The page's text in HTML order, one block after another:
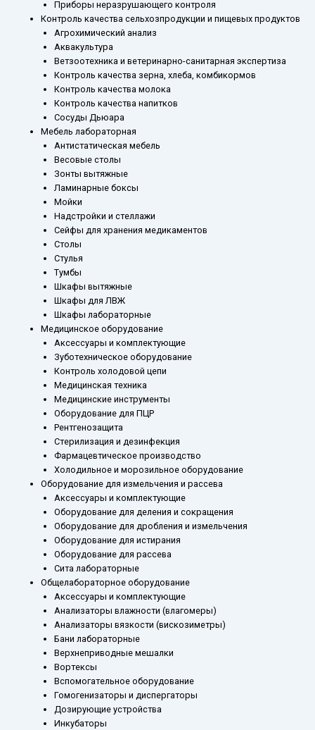
Приборы неразрушающего контроля
Контроль качества сельхозпродукции и пищевых продуктов
Агрохимический анализ
Аквакультура
Ветзоотехника и ветеринарно-санитарная экспертиза
Контроль качества зерна, хлеба, комбикормов
Контроль качества молока
Контроль качества напитков
Сосуды Дьюара
Мебель лабораторная
Антистатическая мебель
Весовые столы
Зонты вытяжные
Ламинарные боксы
Мойки
Надстройки и стеллажи
Сейфы для хранения медикаментов
Столы
Стулья
Тумбы
Шкафы вытяжные
Шкафы для ЛВЖ
Шкафы лабораторные
Медицинское оборудование
Аксессуары и комплектующие
Зуботехническое оборудование
Контроль холодовой цепи
Медицинская техника
Медицинские инструменты
Оборудование для ПЦР
Рентгенозащита
Стерилизация и дезинфекция
Фармацевтическое производство
Холодильное и морозильное оборудование
Оборудование для измельчения и рассева
Аксессуары и комплектующие
Оборудование для деления и сокращения
Оборудование для дробления и измельчения
Оборудование для истирания
Оборудование для рассева
Сита лабораторные
Общелабораторное оборудование
Аксессуары и комплектующие
Анализаторы влажности (влагомеры)
Анализаторы вязкости (вискозиметры)
Бани лабораторные
Верхнеприводные мешалки
Вортексы
Вспомогательное оборудование
Гомогенизаторы и диспергаторы
Дозирующие устройства
Инкубаторы